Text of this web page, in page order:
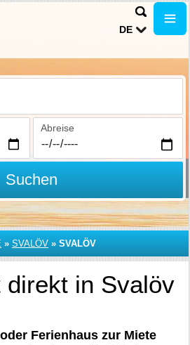
DE
Abreise
Suchen
» SVALÖV » SVALÖV
direkt in Svalöv
Ferienhaus zur Miete